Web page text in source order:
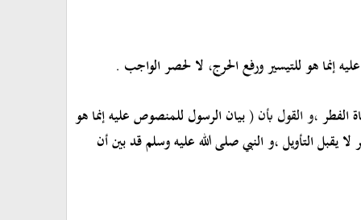
إنما هو للتيسير ورفع الحرج، لا لحصر الواجب .
الفطر،و القول بأن( بيان الرسول للمنصوص عليه إنما هو
يقبل التأويل ،و النبي صلى الله عليه وسلم قد بين أن